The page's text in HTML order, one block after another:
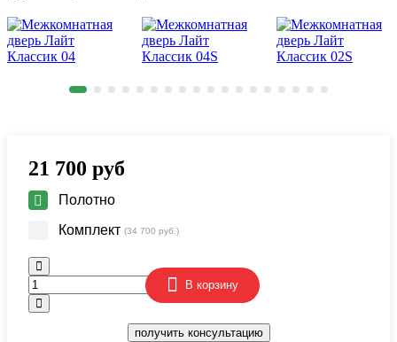
21 700 руб
Полотно
Комплект (34 700 руб.)
В корзину
получить консультацию